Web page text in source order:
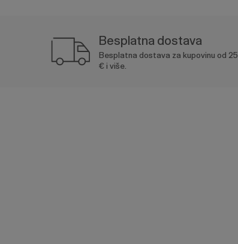
Besplatna dostava
Besplatna dostava za kupovinu od 25
€ i više.